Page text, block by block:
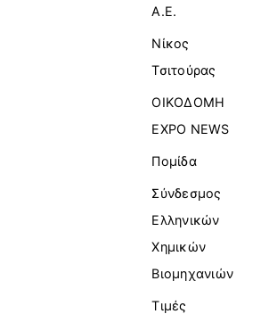
Α.Ε.
Νίκος
Τσιτούρας
ΟΙΚΟΔΟΜΗ
EXPO NEWS
Πομίδα
Σύνδεσμος
Ελληνικών
Χημικών
Βιομηχανιών
Τιμές